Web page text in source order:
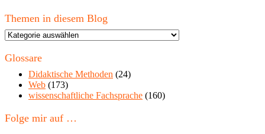
Themen in diesem Blog
Themen
diesem
Glossare
Didaktische Methoden (24)
Web (173)
wissenschaftliche Fachsprache (160)
Folge mir auf …